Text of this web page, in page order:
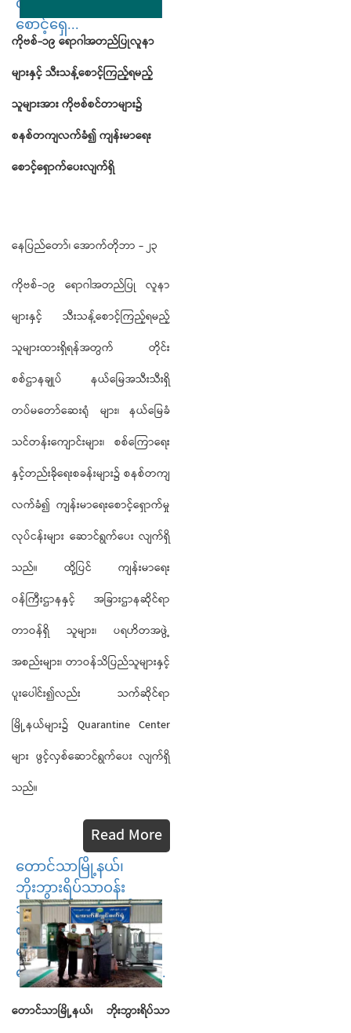
လက်ခံ၍ ကျန်းမာရေး
စောင့်ရှေ...
ကိုဗစ်-၁၉ ရောဂါအတည်ပြုလူနာ
များနှင့်သီးသန့်စောင့်ကြည့်ရမည့်
သူများအားကိုဗစ်စင်တာများ၌
စနစ်တကျလက်ခံ၍ကျန်းမာရေး
စောင့်ရှောက်ပေးလျက်ရှိ
နေပြည်တော်၊ အောက်တိုဘာ - ၂၃
ကိုဗစ်-၁၉ ရောဂါအတည်ပြု လူနာ
များနှင့် သီးသန့်စောင့်ကြည့်ရမည့်
သူများထားရှိရန်အတွက် တိုင်း
စစ်ဌာနချုပ် နယ်မြေအသီးသီးရှိ
တပ်မတော်ဆေးရုံ များ၊ နယ်မြေခံ
သင်တန်းကျောင်းများ၊ စစ်ကြောရေး
နှင့်တည်းခိုရေးစခန်းများ၌ စနစ်တကျ
လက်ခံ၍ ကျန်းမာရေးစောင့်ရှောက်မှု
လုပ်ငန်းများ ဆောင်ရွက်ပေး လျက်ရှိ
သည်။ ထို့ပြင် ကျန်းမာရေး
ဝန်ကြီးဌာနနှင့် အခြားဌာနဆိုင်ရာ
တာဝန်ရှိ သူများ၊ ပရဟိတအဖွဲ့
အစည်းများ၊ တာဝန်သိပြည်သူများနှင့်
ပူးပေါင်း၍လည်း သက်ဆိုင်ရာ
မြို့နယ်များ၌ Quarantine Center
များ ဖွင့်လှစ်ဆောင်ရွက်ပေး လျက်ရှိ
သည်။
Read More
တောင်သာမြို့နယ်၊
ဘိုးဘွားရိပ်သာဝန်း
အတွင်းရှိ အောက်ဆီဂျင်
စက်ရုံအတွက် အလှူရှင်
များက မီးစက်လှူဒါန်း၊
ကျောင်းကုန်းမြို့၌ အော...
တောင်သာမြို့နယ်၊ ဘိုးဘွားရိပ်သာ